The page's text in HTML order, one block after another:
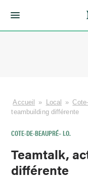
Accueil » Local »
teambuilding différente
COTE-DE-BEAUPRÉ– I.O.
Teamtalk,
différente